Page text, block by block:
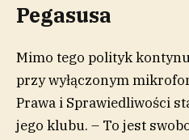
Pegasusa
Mimo tego polityk
przy wyłączonym
Prawa i Sprawiedliwości
jego klubu. – To jest